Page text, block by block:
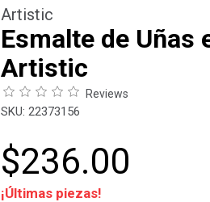
Artistic
Esmalte de Uñas
Artistic
Reviews
: 22373156
$236.00
¡Últimas piezas!